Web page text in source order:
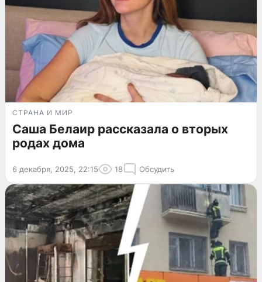
СТРАНА И МИР
Саша Белаир рассказала о вторых
родах дома
6 декабря, 2025, 22:15 18 Обсудить